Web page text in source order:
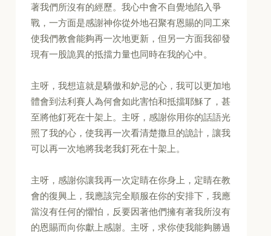
著我們所沒有的經歷。我心中會不自覺地陷入爭
戰，一方面是感謝神你從外地召聚有恩賜的同工來
使我們教會能夠再一次地更新，但另一方面我卻發
現有一股詭異的抵擋力量也同時在我的心中。
主呀，我想這就是驕傲和妒忌的心，我可以更加地
體會到法利賽人為何會如此害怕和抵擋耶穌了，甚
至將他釘死在十架上。主呀，感謝你用你的話語光
照了我的心，使我再一次看清楚撒旦的詭計，讓我
可以再一次地將我老我釘死在十架上。
主呀，感謝你讓我再一次定睛在你身上，定睛在教
會的復興上，我應該完全順服在你的安排下，我應
當沒有任何的懼怕，反要因著他們擁有著我所沒有
的恩賜而向你獻上感謝。主呀，求你使我能夠勝過